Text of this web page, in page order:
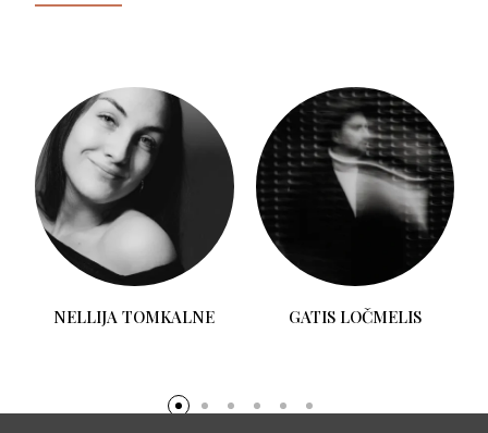
GATIS LOČMELIS
TOP
SIGITA AVOTINA
PHOTOGRAPHY